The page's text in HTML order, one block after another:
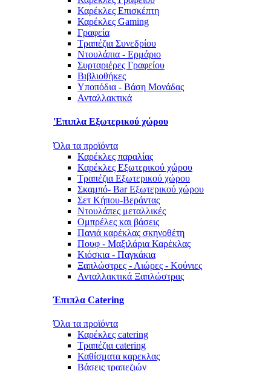
Καρέκλες Επισκέπτη
Καρέκλες Gaming
Γραφεία
Τραπέζια Συνεδρίου
Ντουλάπια - Ερμάριο
Συρταριέρες Γραφείου
Βιβλιοθήκες
Υποπόδια - Βάση Μονάδας
Ανταλλακτικά
'Επιπλα Εξωτερικού χώρου
Όλα τα προϊόντα
Καρέκλες παραλίας
Καρέκλες Εξωτερικού χώρου
Τραπέζια Εξωτερικού χώρου
Σκαμπό- Bar Εξωτερικού χώρου
Σετ Κήπου-Βεράντας
Ντουλάπες μεταλλικές
Ομπρέλες και βάσεις
Πανιά καρέκλας σκηνοθέτη
Πουφ - Μαξιλάρια Καρέκλας
Κιόσκια - Παγκάκια
Ξαπλώστρες - Αιώρες - Κούνιες
Ανταλλακτικά Ξαπλώστρας
Έπιπλα Catering
Όλα τα προϊόντα
Καρέκλες catering
Τραπέζια catering
Καθίσματα καρεκλας
Βάσεις τραπεζιών